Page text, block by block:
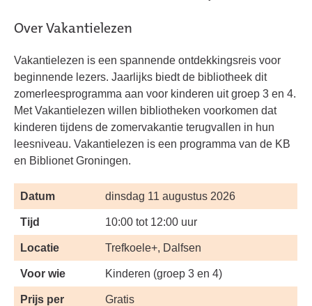
Over Vakantielezen
Vakantielezen is een spannende ontdekkingsreis voor
beginnende lezers. Jaarlijks biedt de bibliotheek dit
zomerleesprogramma aan voor kinderen uit groep 3 en 4.
Met Vakantielezen willen bibliotheken voorkomen dat
kinderen tijdens de zomervakantie terugvallen in hun
leesniveau. Vakantielezen is een programma van de KB
en Biblionet Groningen.
Datum dinsdag 11 augustus 2026
Tijd 10:00 tot 12:00 uur
Locatie Trefkoele+, Dalfsen
Voor wie Kinderen (groep 3 en 4)
Prijs per
Gratis